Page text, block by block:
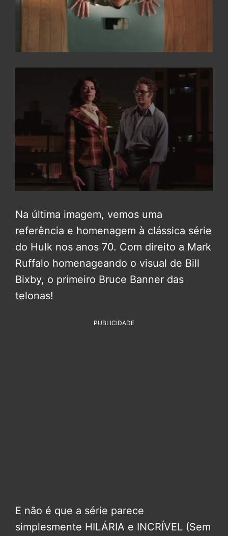
Na última imagem, vemos uma
referência e homenagem à clássica série
do Hulk nos anos 70. Com direito a Mark
Ruffalo homenageando o visual de Bill
Bixby, o primeiro Bruce Banner das
telonas!
PUBLICIDADE
E não é que a série parece
simplesmente HILÁRIA e INCRÍVEL (Sem